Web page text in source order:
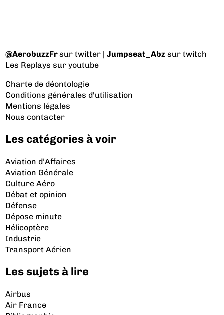
@AerobuzzFrsur twitter |Jumpseat_Abz sur twitch
Les Replays sur youtube
Charte de déontologie
Conditions générales d'utilisation
Mentions légales
Nous contacter
Les catégories à voir
Aviation d’Affaires
Aviation Générale
Culture Aéro
Débat et opinion
Défense
Dépose minute
Hélicoptère
Industrie
Transport Aérien
Les sujets à lire
Airbus
Air France